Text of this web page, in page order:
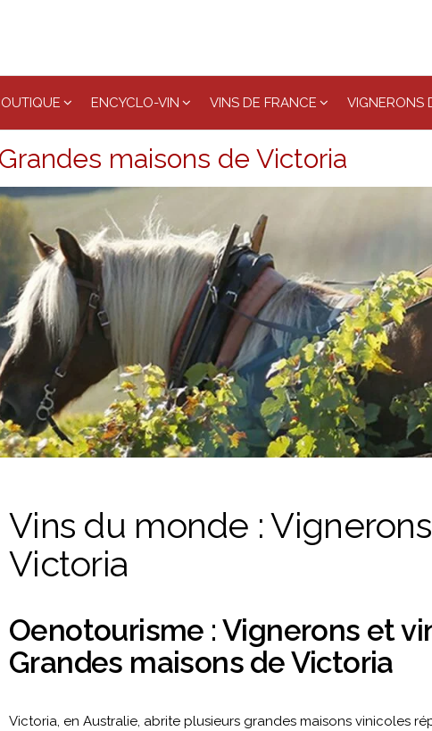
ENCYCLO-VIN VINS DE FRANCE VIGNERONS
maisons de Victoria
Vins du monde :
Victoria
Oenotourisme : Vignerons et
Grandes maisons de Victoria
Victoria, en Australie, abrite plusieurs grandes maisons vinicoles